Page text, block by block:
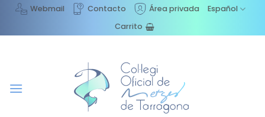
Saltar
contenido
Webmail Contacto Área privada
Español
Carrito